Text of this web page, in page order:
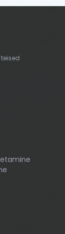
teised